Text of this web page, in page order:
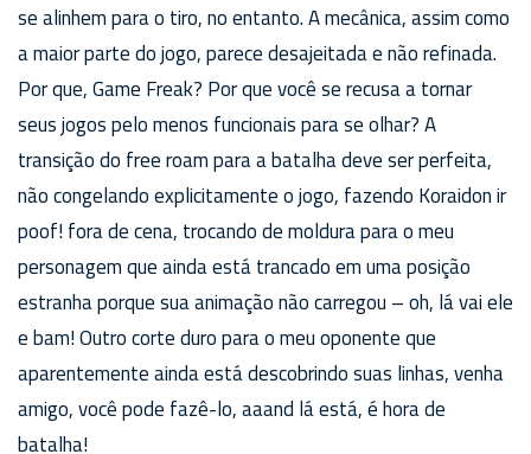
se alinhem para o tiro, no entanto. A mecânica, assim como
a maior parte do jogo, parece desajeitada e não refinada.
Por que, Game Freak? Por que você se recusa a tornar
seus jogos pelo menos funcionais para se olhar? A
transição do free roam para a batalha deve ser perfeita,
não congelando explicitamente o jogo, fazendo Koraidon ir
poof! fora de cena, trocando de moldura para o meu
personagem que ainda está trancado em uma posição
estranha porque sua animação não carregou – oh, lá vai ele
e bam! Outro corte duro para o meu oponente que
aparentemente ainda está descobrindo suas linhas, venha
amigo, você pode fazê-lo, aaand lá está, é hora de
batalha!